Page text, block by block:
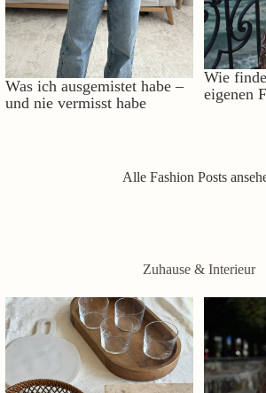
Was ich ausgemistet habe –
und nie vermisst habe
Wie
eigenen
Alle Fashion Posts
Zuhause & Interieur